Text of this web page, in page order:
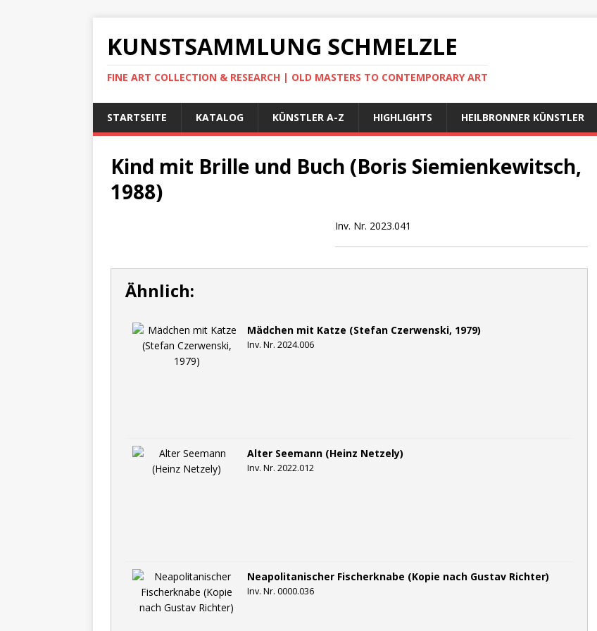
KUNSTSAMMLUNG SCHMELZLE
FINE ART COLLECTION & RESEARCH | OLD MASTERS TO CONTEMPORARY ART
STARTSEITE KATALOG KÜNSTLER A-Z HIGHLIGHTS HEILBRONNER KÜNSTLER
Kind mit Brille und Buch (Boris Siemienkewitsch,
1988)
Inv. Nr. 2023.041
Ähnlich:
Mädchen mit Katze (Stefan Czerwenski, 1979)
Inv. Nr. 2024.006
Alter Seemann (Heinz Netzely)
Inv. Nr. 2022.012
Neapolitanischer Fischerknabe (Kopie nach Gustav Richter)
Inv. Nr. 0000.036